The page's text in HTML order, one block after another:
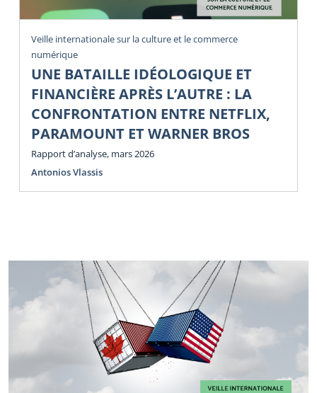
Veille internationale sur la culture et le commerce
numérique
UNE BATAILLE IDÉOLOGIQUE ET
FINANCIÈRE APRÈS L’AUTRE : LA
CONFRONTATION ENTRE NETFLIX,
PARAMOUNT ET WARNER BROS
Rapport d’analyse, mars 2026
Antonios Vlassis